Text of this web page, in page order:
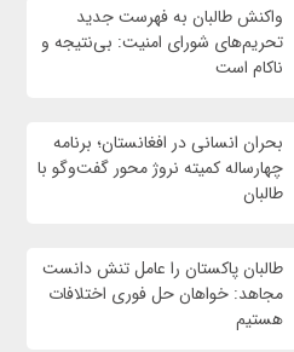
واكنش طالبان به فهرست جدید
تحریم‌های شورای امنیت: بی‌نتیجه و
ناکام است
بحران انسانی در افغانستان؛ برنامه
چهار‌ساله کمیته نروژ محور گفت‌وگو با
طالبان
طالبان پاکستان را عامل تنش دانست
مجاهد: خواهان حل فوری اختلافات
هستیم